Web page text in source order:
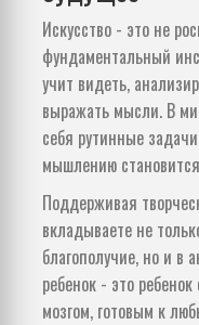
Искусство - это не
фундаментальный
учит видеть,
выражать мысли. В
себя рутинные
мышлению
Поддерживая
вкладываете не
благополучие, но и в
ребенок - это
мозгом, готовым к